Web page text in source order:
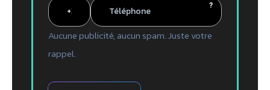
?
Aucune publicité, aucun spam. Juste votre
rappel.